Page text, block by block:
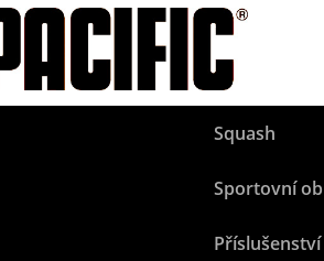
Squash
Sportovní
Příslušenství